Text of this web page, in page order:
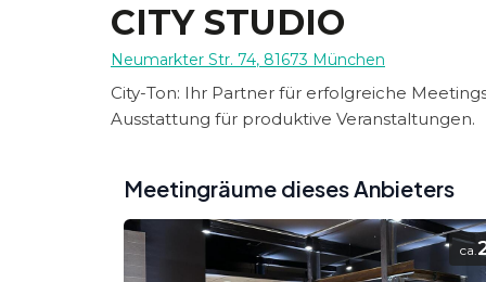
CITY STUDIO
Neumarkter Str. 74, 81673 München
City-Ton: Ihr Partner für erfolgreiche
Ausstattung für produktive Veranstaltungen.
Meetingräume dieses Anbieters
ca.